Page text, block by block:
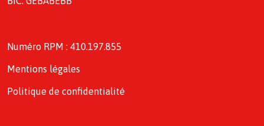
Numéro RPM : 410.197.855
Mentions légales
Politique de confidentialité